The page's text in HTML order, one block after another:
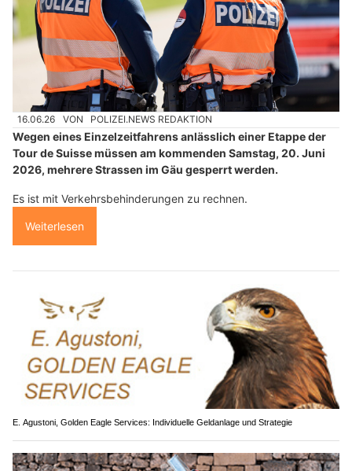
16.06.26 VON POLIZEI.NEWS REDAKTION
Wegen eines Einzelzeitfahrens anlässlich einer Etappe der
Tour de Suisse müssen am kommenden Samstag, 20. Juni
2026, mehrere Strassen im Gäu gesperrt werden.
Es ist mit Verkehrsbehinderungen zu rechnen.
Weiterlesen
E. Agustoni, Golden Eagle Services: Individuelle Geldanlage und Strategie